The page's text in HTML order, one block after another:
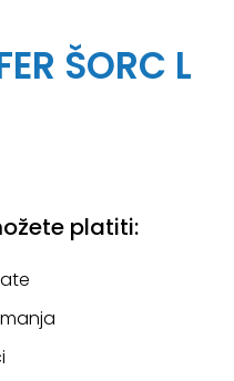
ŠORC L
platiti: